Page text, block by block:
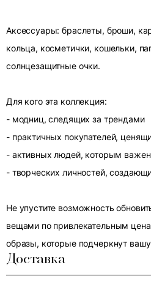
Аксессуары: браслеты, броши,
кольца, косметички, кошельки,
солнцезащитные очки.
Для кого эта коллекция:
- модниц, следящих за трендами
- практичных покупателей,
- активных людей, которым
- творческих личностей,
Не упустите возможность
вещами по привлекательным
образы, которые подчеркнут
Доставка